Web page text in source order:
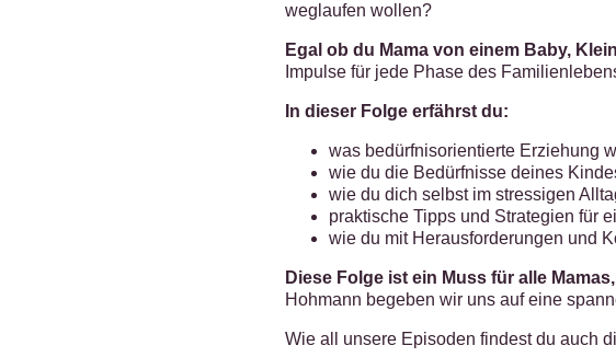
weglaufen wollen?
Egal ob du Mama von einem Baby,
Impulse für jede Phase des
In dieser Folge erfährst du:
was bedürfnisorientierte Erziehung
wie du die Bedürfnisse deines
wie du dich selbst im stressigen
praktische Tipps und Strategien für
wie du mit Herausforderungen und
Diese Folge ist ein Muss für alle Mamas,
Hohmann begeben wir uns auf eine
Wie all unsere Episoden findest du auch